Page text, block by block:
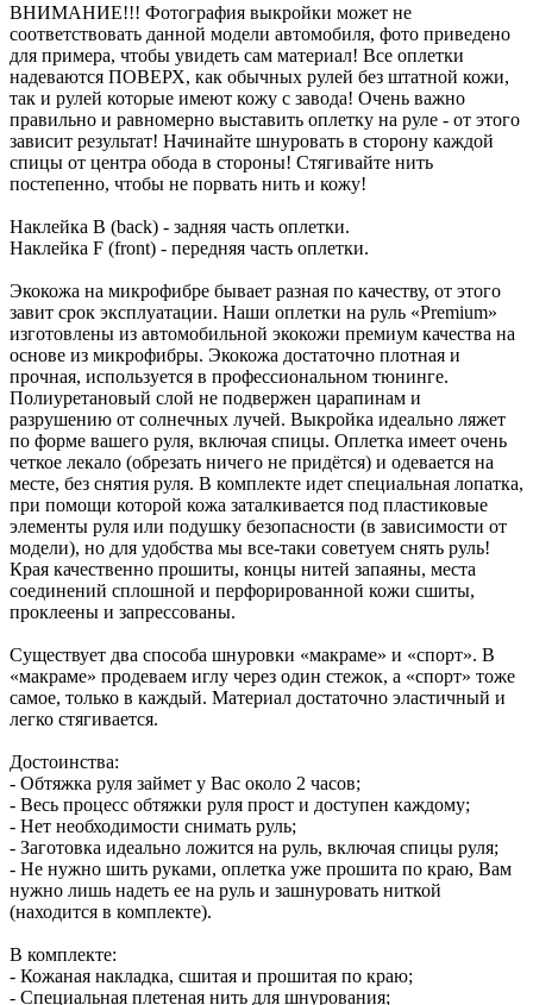
ВНИМАНИЕ!!! Фотография выкройки может не
соответствовать данной модели автомобиля, фото приведено
для примера, чтобы увидеть сам материал! Все оплетки
надеваются ПОВЕРХ, как обычных рулей без штатной кожи,
так и рулей которые имеют кожу с завода! Очень важно
правильно и равномерно выставить оплетку на руле - от этого
зависит результат! Начинайте шнуровать в сторону каждой
спицы от центра обода в стороны! Стягивайте нить
постепенно, чтобы не порвать нить и кожу!
Наклейка B (back) - задняя часть оплетки.
Наклейка F (front) - передняя часть оплетки.
Экокожа на микрофибре бывает разная по качеству, от этого
завит срок эксплуатации. Наши оплетки на руль «Premium»
изготовлены из автомобильной экокожи премиум качества на
основе из микрофибры. Экокожа достаточно плотная и
прочная, используется в профессиональном тюнинге.
Полиуретановый слой не подвержен царапинам и
разрушению от солнечных лучей. Выкройка идеально ляжет
по форме вашего руля, включая спицы. Оплетка имеет очень
четкое лекало (обрезать ничего не придётся) и одевается на
месте, без снятия руля. В комплекте идет специальная лопатка,
при помощи которой кожа заталкивается под пластиковые
элементы руля или подушку безопасности (в зависимости от
модели), но для удобства мы все-таки советуем снять руль!
Края качественно прошиты, концы нитей запаяны, места
соединений сплошной и перфорированной кожи сшиты,
проклеены и запрессованы.
Существует два способа шнуровки «макраме» и «спорт». В
«макраме» продеваем иглу через один стежок, а «спорт» тоже
самое, только в каждый. Материал достаточно эластичный и
легко стягивается.
Достоинства:
- Обтяжка руля займет у Вас около 2 часов;
- Весь процесс обтяжки руля прост и доступен каждому;
- Нет необходимости снимать руль;
- Заготовка идеально ложится на руль, включая спицы руля;
- Не нужно шить руками, оплетка уже прошита по краю, Вам
нужно лишь надеть ее на руль и зашнуровать ниткой
(находится в комплекте).
В комплекте:
- Кожаная накладка, сшитая и прошитая по краю;
- Специальная плетеная нить для шнурования;